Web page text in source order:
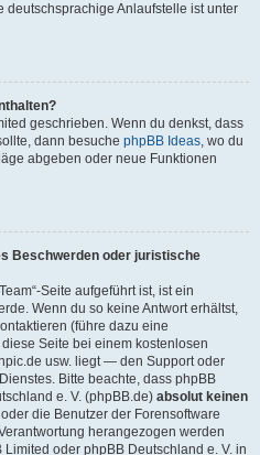
deutschsprachige Anlaufstelle ist unter
geschrieben. Wenn du denkst, dass
dann besuche phpBB Ideas, wo du
abgeben oder neue Funktionen
Beschwerden oder juristische
Seite aufgeführt ist, ist ein
Wenn du so keine Antwort erhältst,
(führe dazu eine
Seite bei einem kostenlosen
usw. liegt — den Support oder
Bitte beachte, dass phpBB
e. V. (phpBB.de) absolut keinen
die Benutzer der Forensoftware
herangezogen werden
oder phpBB Deutschland e. V. in